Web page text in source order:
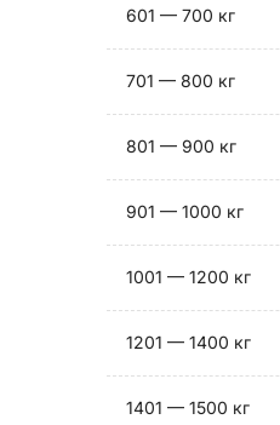
601 — 700 кг
701 — 800 кг
801 — 900 кг
901 — 1000 кг
1001 — 1200 кг
1201 — 1400 кг
1401 — 1500 кг